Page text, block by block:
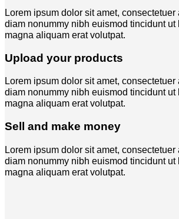
Lorem ipsum dolor sit amet,
diam nonummy nibh euismod tincidunt ut
magna aliquam erat volutpat.
Upload your products
Lorem ipsum dolor sit amet,
diam nonummy nibh euismod tincidunt ut
magna aliquam erat volutpat.
Sell and make money
Lorem ipsum dolor sit amet,
diam nonummy nibh euismod tincidunt ut
magna aliquam erat volutpat.